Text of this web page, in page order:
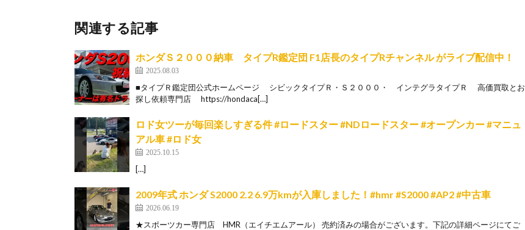
関連する記事
ホンダＳ２０００納車 タイプR鑑定団 F1店長のタイプRチャンネル がライブ配信中！
2025.08.03
■タイプＲ鑑定団公式ホームページ シビックタイプＲ・Ｓ２０００・ インテグラタイプＲ 高価買取とお
探し依頼専門店 https://hondaca[…]
ロド女ツーが毎回楽しすぎる件 #ロードスター #NDロードスター #オープンカー #マニュ
アル車 #ロド女
2025.10.15
[…]
2009年式 ホンダ S2000 2.2 6.9万kmが入庫しました！#hmr #S2000 #AP2 #中古車
2026.06.19
★スポーツカー専門店 HMR（エイチエムアール） 売約済みの場合がございます。下記の詳細ページにてご